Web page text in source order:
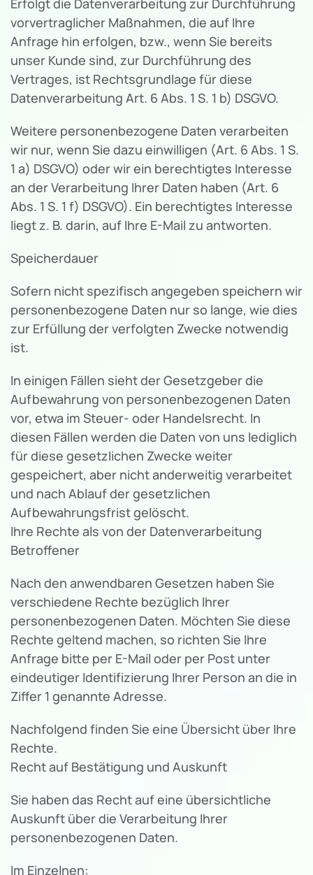
Erfolgt die Datenverarbeitung zur Durchführung
vorvertraglicher Maßnahmen, die auf Ihre
Anfrage hin erfolgen, bzw., wenn Sie bereits
unser Kunde sind, zur Durchführung des
Vertrages, ist Rechtsgrundlage für diese
Datenverarbeitung Art. 6 Abs. 1 S. 1 b) DSGVO.
Weitere personenbezogene Daten verarbeiten
wir nur, wenn Sie dazu einwilligen (Art. 6 Abs. 1 S.
1 a) DSGVO) oder wir ein berechtigtes Interesse
an der Verarbeitung Ihrer Daten haben (Art. 6
Abs. 1 S. 1 f) DSGVO). Ein berechtigtes Interesse
liegt z. B. darin, auf Ihre E-Mail zu antworten.
Speicherdauer
Sofern nicht spezifisch angegeben speichern wir
personenbezogene Daten nur so lange, wie dies
zur Erfüllung der verfolgten Zwecke notwendig
ist.
In einigen Fällen sieht der Gesetzgeber die
Aufbewahrung von personenbezogenen Daten
vor, etwa im Steuer- oder Handelsrecht. In
diesen Fällen werden die Daten von uns lediglich
für diese gesetzlichen Zwecke weiter
gespeichert, aber nicht anderweitig verarbeitet
und nach Ablauf der gesetzlichen
Aufbewahrungsfrist gelöscht.
Ihre Rechte als von der Datenverarbeitung
Betroffener
Nach den anwendbaren Gesetzen haben Sie
verschiedene Rechte bezüglich Ihrer
personenbezogenen Daten. Möchten Sie diese
Rechte geltend machen, so richten Sie Ihre
Anfrage bitte per E-Mail oder per Post unter
eindeutiger Identifizierung Ihrer Person an die in
Ziffer 1 genannte Adresse.
Nachfolgend finden Sie eine Übersicht über Ihre
Rechte.
Recht auf Bestätigung und Auskunft
Sie haben das Recht auf eine übersichtliche
Auskunft über die Verarbeitung Ihrer
personenbezogenen Daten.
Im Einzelnen: